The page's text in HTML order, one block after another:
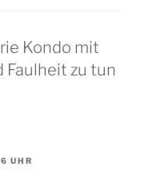
Kondo mit
zu tun
UHR